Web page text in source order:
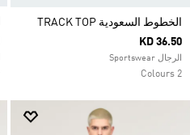
الخطوط السعودية TRACK TOP
KD 36.50
الرجال Sportswear
2 Colours